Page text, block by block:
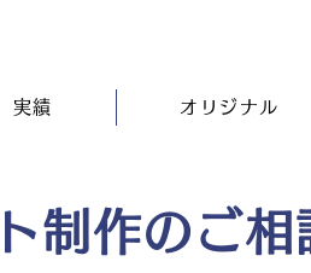
実績 オリジナル
制作のご相